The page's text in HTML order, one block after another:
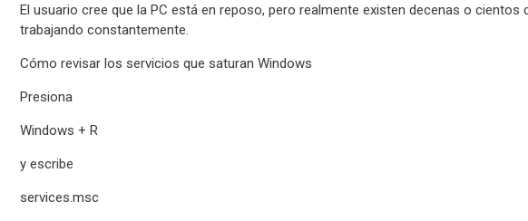
El usuario cree que la PC está en reposo, pero realmente existen decenas o cientos
trabajando constantemente.
Cómo revisar los servicios que saturan Windows
Presiona
Windows + R
y escribe
services.msc